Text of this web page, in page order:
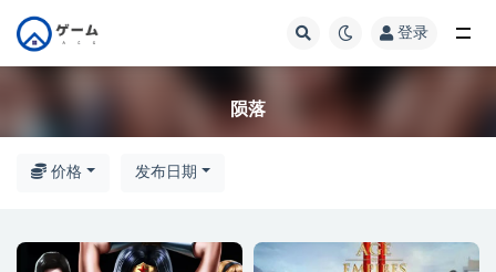
登录
陨落
价格 发布日期